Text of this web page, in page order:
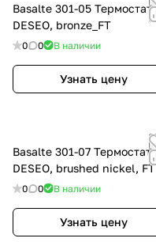
Basalte 301-05 Термостат
DESEO, bronze_FT
0 0 В наличии
Узнать цену
Basalte 301-07 Термостат
DESEO, brushed nickel, FT
0 0 В наличии
Узнать цену